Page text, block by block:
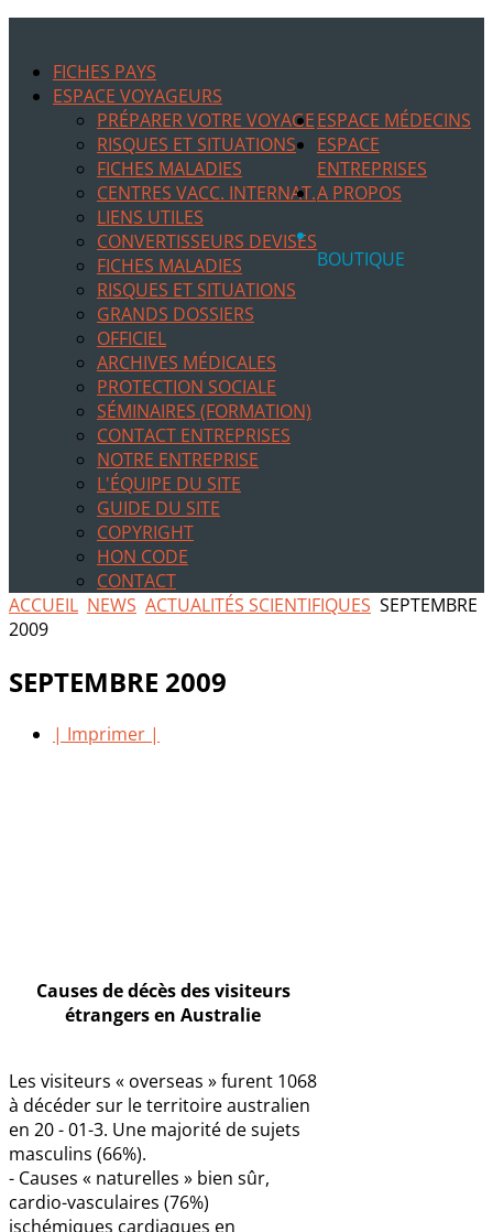
FICHES PAYS
ESPACE VOYAGEURS
PRÉPARER VOTRE VOYAGE
RISQUES ET SITUATIONS
FICHES MALADIES
CENTRES VACC. INTERNAT.
LIENS UTILES
CONVERTISSEURS DEVISES
ESPACE MÉDECINS
FICHES MALADIES
RISQUES ET SITUATIONS
GRANDS DOSSIERS
OFFICIEL
ARCHIVES MÉDICALES
ESPACE
ENTREPRISES
PROTECTION SOCIALE
SÉMINAIRES (FORMATION)
CONTACT ENTREPRISES
A PROPOS
NOTRE ENTREPRISE
L'ÉQUIPE DU SITE
GUIDE DU SITE
COPYRIGHT
HON CODE
CONTACT
BOUTIQUE
ACCUEIL NEWS ACTUALITÉS SCIENTIFIQUES SEPTEMBRE
2009
SEPTEMBRE 2009
| Imprimer |
Causes de décès des visiteurs
étrangers en Australie
Les visiteurs « overseas » furent 1068
à décéder sur le territoire australien
en 20 - 01-3. Une majorité de sujets
masculins (66%).
- Causes « naturelles » bien sûr,
cardio-vasculaires (76%)
ischémiques cardiaques en